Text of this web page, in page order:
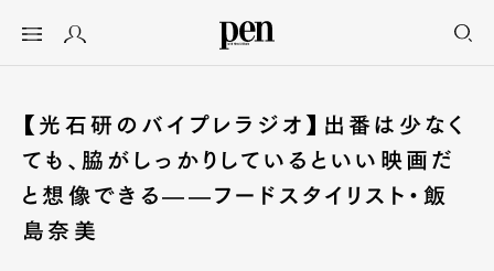
【光石研のバイプレラジオ】出番は少なく
ても、脇がしっかりしているといい映画だ
と想像できる——フードスタイリスト・飯
島奈美